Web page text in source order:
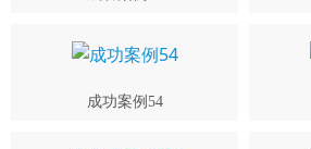
成功案例54